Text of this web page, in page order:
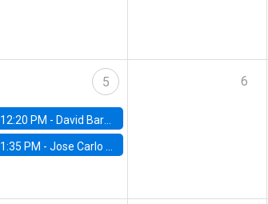
5
12:20 PM - David Bardey, Universidad de los Andes - CEDE
1:35 PM -Jose Carlo Bermudez, UC (ME) & World Bank
6